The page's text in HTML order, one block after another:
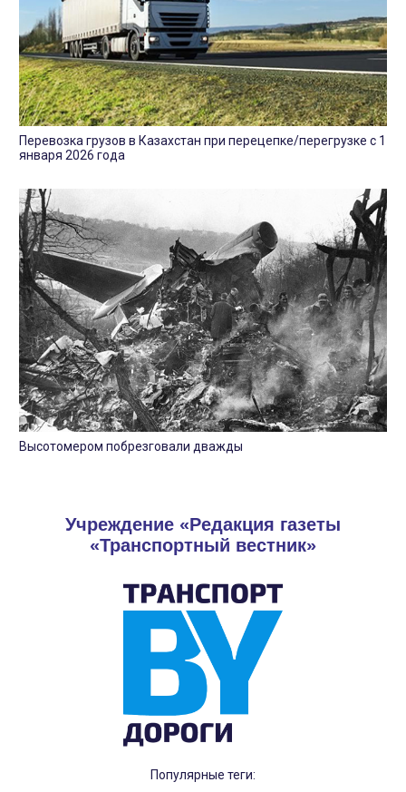
Перевозка грузов в Казахстан при перецепке/перегрузке с 1
января 2026 года
Высотомером побрезговали дважды
Учреждение «Редакция газеты
«Транспортный вестник»
Популярные теги: